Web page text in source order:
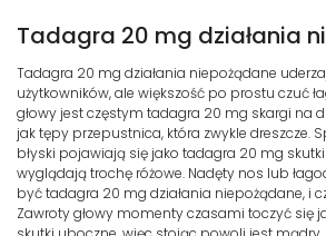
Tadagra 20 mg działania
Tadagra 20 mg działania niepożądane
użytkowników, ale większość po prostu czuć
głowy jest częstym tadagra 20 mg skargi na
jak tępy przepustnica, która zwykle dreszcze.
błyski pojawiają się jako tadagra 20 mg
wyglądają trochę różowe. Nadęty nos lub
być tadagra 20 mg działania niepożądane, i
Zawroty głowy momenty czasami toczyć się